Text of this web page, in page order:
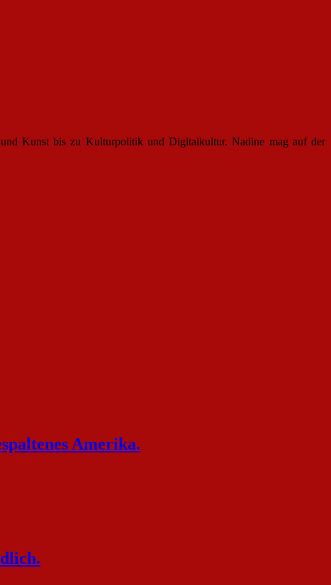
Kunst bis zu Kulturpolitik und Digitalkultur. Nadine mag auf der
Amerika.